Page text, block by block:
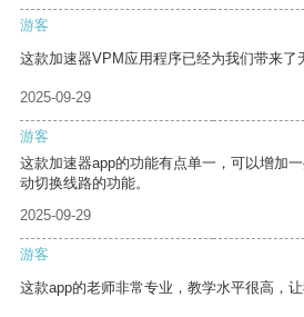
游客
这款加速器VPM应用程序已经为我们带来了
2025-09-29
游客
这款加速器app的功能有点单一，可以增加
动切换线路的功能。
2025-09-29
游客
这款app的老师非常专业，教学水平很高，让